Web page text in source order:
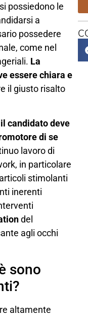
possiedono le
a
possedere
come nel
La
essere chiara e
il giusto risalto
il candidato deve
di se
lavoro di
in particolare
stimolanti
inerenti
del
agli occhi
sono
altamente